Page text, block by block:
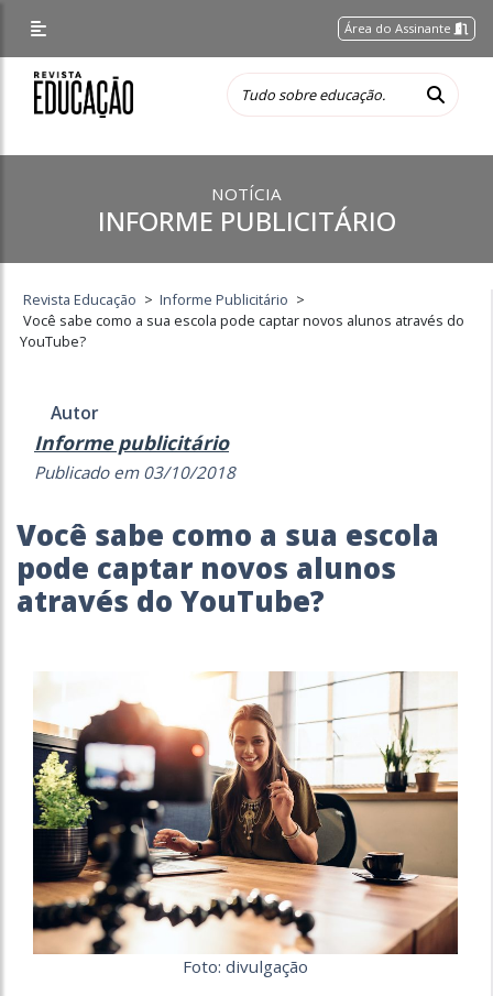
Área do Assinante
NOTÍCIA
INFORME PUBLICITÁRIO
Revista Educação > Informe Publicitário >
Você sabe como a sua escola pode captar novos alunos através do
YouTube?
Autor
Informe publicitário
Publicado em 03/10/2018
Você sabe como a sua escola
pode captar novos alunos
através do YouTube?
Foto: divulgação